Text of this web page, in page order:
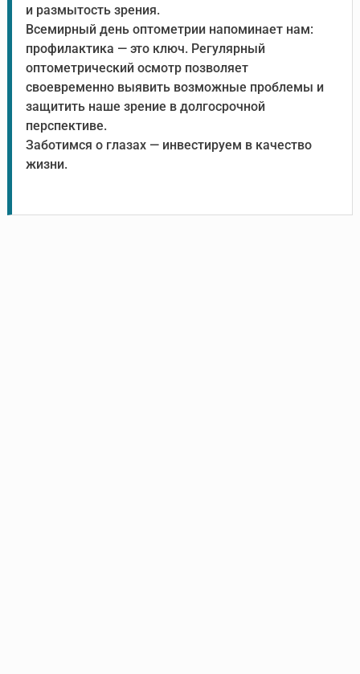
и размытость зрения.
Всемирный день оптометрии напоминает нам:
профилактика — это ключ. Регулярный
оптометрический осмотр позволяет
своевременно выявить возможные проблемы и
защитить наше зрение в долгосрочной
перспективе.
Заботимся о глазах — инвестируем в качество
жизни.